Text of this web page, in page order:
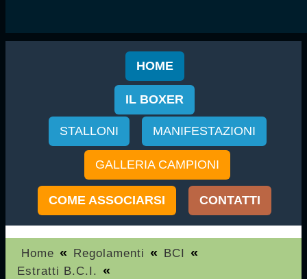
HOME
IL BOXER
STALLONI MANIFESTAZIONI
GALLERIA CAMPIONI
COME ASSOCIARSI CONTATTI
Home « Regolamenti « BCI «
Estratti B.C.I. «